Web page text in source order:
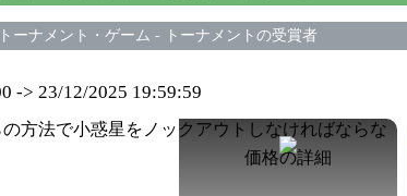
トーナメント・ゲーム - トーナメントの受賞者
->23/12/2025 19:59:59
価格の詳細